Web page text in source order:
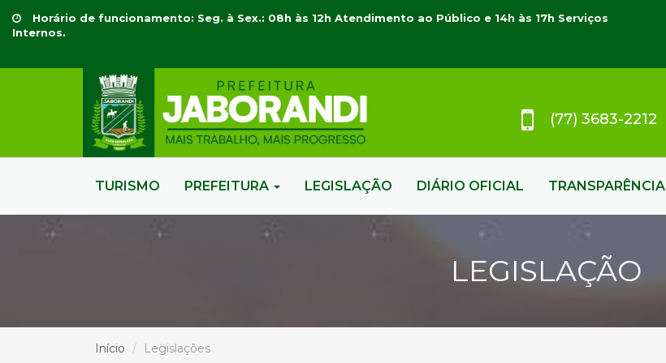
Horário de funcionamento: Seg. à Sex.: 08h às 12h Atendimento ao Público e 14h às 17h Serviços
Internos.
(77) 3683-2212
TURISMO PREFEITURA LEGISLAÇÃO DIÁRIO OFICIAL TRANSPARÊNCIA
LEGISLAÇÃO
Início Legislações